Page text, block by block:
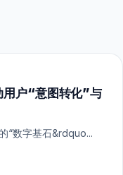
户“意图转化”与
“数字基石&rdquo...